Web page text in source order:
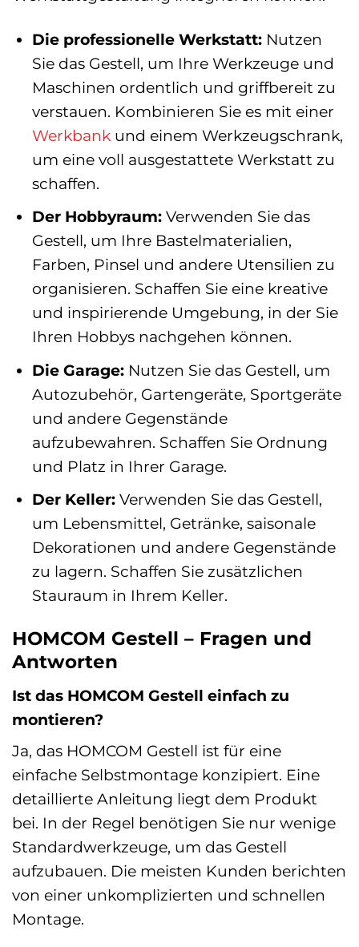
Die professionelle Werkstatt:Nutzen
Sie das Gestell, um Ihre Werkzeuge und
Maschinen ordentlich und griffbereit zu
verstauen. Kombinieren Sie es mit einer
Werkbankund einem Werkzeugschrank,
um eine voll ausgestattete Werkstatt zu
schaffen.
Der Hobbyraum:Verwenden Sie das
Gestell, um Ihre Bastelmaterialien,
Farben, Pinsel und andere Utensilien zu
organisieren. Schaffen Sie eine kreative
und inspirierende Umgebung, in der Sie
Ihren Hobbys nachgehen können.
Die Garage:Nutzen Sie das Gestell, um
Autozubehör, Gartengeräte, Sportgeräte
und andere Gegenstände
aufzubewahren. Schaffen Sie Ordnung
und Platz in Ihrer Garage.
Der Keller:Verwenden Sie das Gestell,
um Lebensmittel, Getränke, saisonale
Dekorationen und andere Gegenstände
zu lagern. Schaffen Sie zusätzlichen
Stauraum in Ihrem Keller.
HOMCOM Gestell – Fragen und
Antworten
Ist das HOMCOM Gestell einfach zu
montieren?
Ja, das HOMCOM Gestell ist für eine
einfache Selbstmontage konzipiert. Eine
detaillierte Anleitung liegt dem Produkt
bei. In der Regel benötigen Sie nur wenige
Standardwerkzeuge, um das Gestell
aufzubauen. Die meisten Kunden berichten
von einer unkomplizierten und schnellen
Montage.